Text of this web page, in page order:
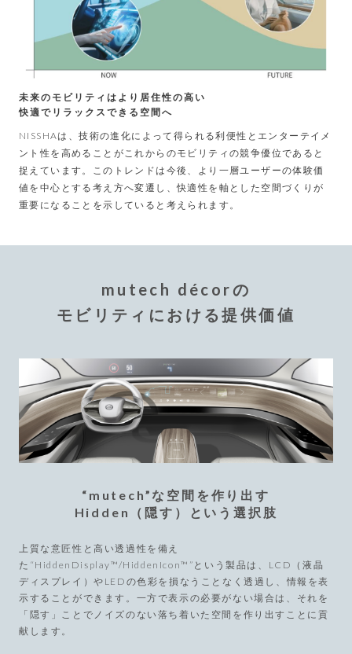
未来のモビリティはより居住性の高い
快適でリラックスできる空間へ
NISSHAは、技術の進化によって得られる利便性とエンターテイメ
ント性を高めることがこれからのモビリティの競争優位であると
捉えています。このトレンドは今後、より一層ユーザーの体験価
値を中心とする考え方へ変遷し、快適性を軸とした空間づくりが
重要になることを示していると考えられます。
mutech décorの
モビリティにおける提供価値
“mutech”な空間を作り出す
Hidden（隠す）という選択肢
上質な意匠性と高い透過性を備え
た“HiddenDisplay™/HiddenIcon™”という製品は、LCD（液晶
ディスプレイ）やLEDの色彩を損なうことなく透過し、情報を表
示することができます。一方で表示の必要がない場合は、それを
「隠す」ことでノイズのない落ち着いた空間を作り出すことに貢
献します。